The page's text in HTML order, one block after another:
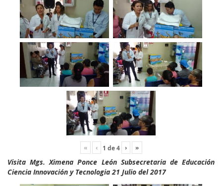
« ‹ 1 de4 › »
Visita Mgs. Ximena Ponce León Subsecretaria de Educación
Ciencia Innovación y Tecnologia 21 Julio del 2017